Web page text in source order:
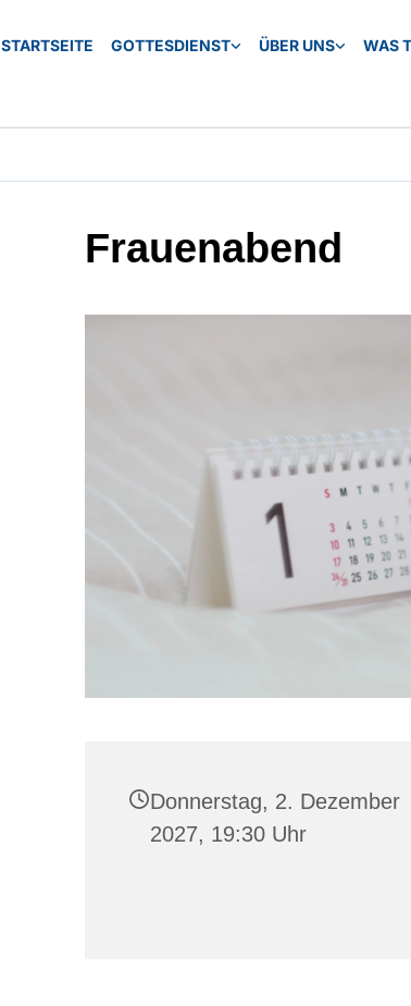
STARTSEITE GOTTESDIENST ÜBER UNS WAS
Frauenabend
Donnerstag, 2. Dezember
2027, 19:30 Uhr